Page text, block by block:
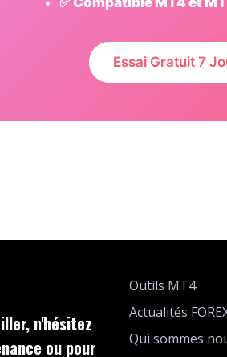
Essai Gratuit 7
n'hésitez
ou pour
Outils MT4
Actualités
Qui sommes